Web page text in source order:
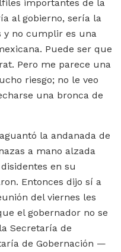
importantes de la
al gobierno, sería la
y no cumplir es una
Puede ser que
Pero me parece una
riesgo; no le veo
una bronca de
la andanada de
a mano alzada
en su
Entonces dijo sí a
del viernes les
el gobernador no se
Secretaría de
de Gobernación —